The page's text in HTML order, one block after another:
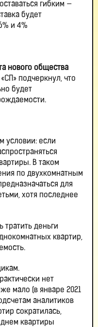
гибким —
будет
и 4%
нового общества
подчеркнул, что
будет
условии: если
В таком
по двухкомнатным
для
хотя последнее
тратить деньги
квартир,
нет
мало (в январе 2021
аналитиков
сократилась,
квартиры